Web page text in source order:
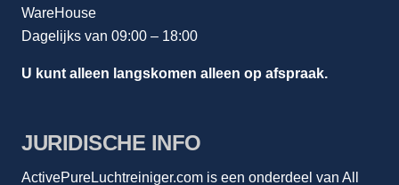
WareHouse
Dagelijks van 09:00 – 18:00
U kunt alleen langskomen alleen op afspraak.
JURIDISCHE INFO
ActivePureLuchtreiniger.com is een onderdeel van All